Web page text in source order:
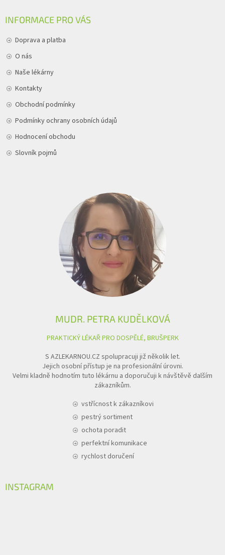
INFORMACE PRO VÁS
Doprava a platba
O nás
Naše lékárny
Kontakty
Obchodní podmínky
Podmínky ochrany osobních údajů
Hodnocení obchodu
Slovník pojmů
MUDR. PETRA KUDĚLKOVÁ
PRAKTICKÝ LÉKAŘ PRO DOSPĚLÉ, BRUŠPERK
S AZLEKARNOU.CZ spolupracuji již několik let.
Jejich osobní přístup je na profesionální úrovni.
Velmi kladně hodnotím tuto lékárnu a doporučuji k návštěvě dalším
zákazníkům.
vstřícnost k zákazníkovi
pestrý sortiment
ochota poradit
perfektní komunikace
rychlost doručení
INSTAGRAM